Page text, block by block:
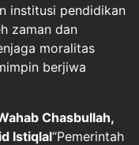
institusi pendidikan
zaman dan
moralitas
berjiwa
Chasbullah,
Istiqlal“Pemerintah